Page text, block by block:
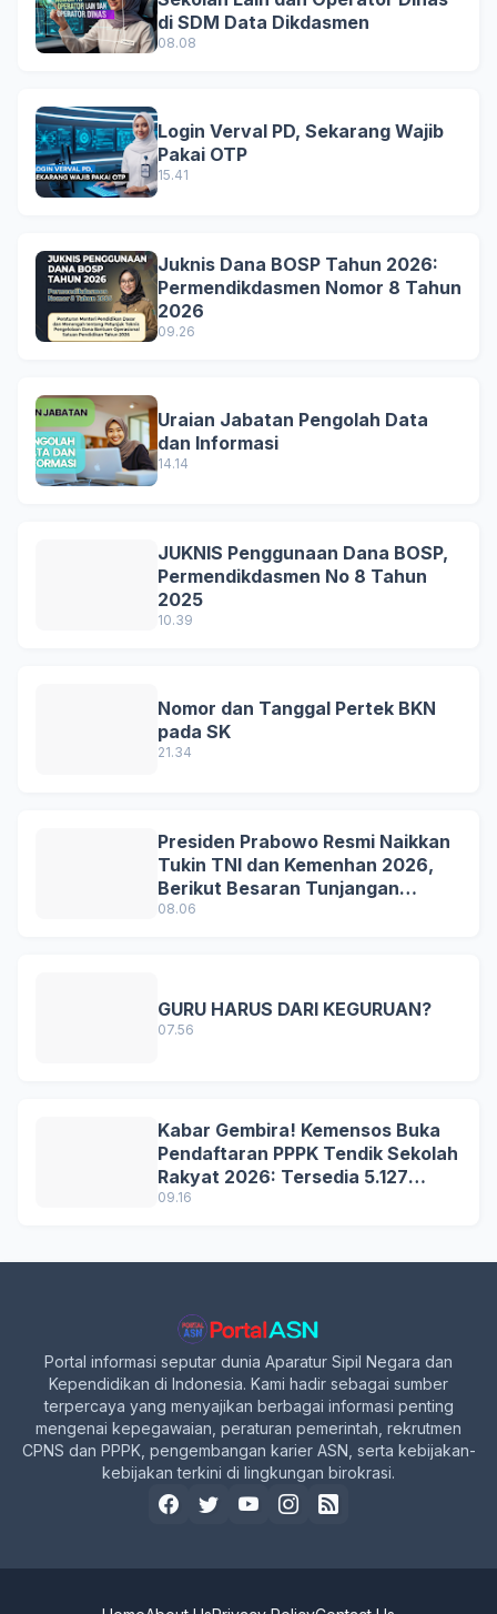
di SDM Data Dikdasmen
08.08
Login Verval PD, Sekarang Wajib
Pakai OTP
15.41
Juknis Dana BOSP Tahun 2026:
Permendikdasmen Nomor 8 Tahun
2026
09.26
Uraian Jabatan Pengolah Data
dan Informasi
14.14
JUKNIS Penggunaan Dana BOSP,
Permendikdasmen No 8 Tahun
2025
10.39
Nomor dan Tanggal Pertek BKN
pada SK
21.34
Presiden Prabowo Resmi Naikkan
Tukin TNI dan Kemenhan 2026,
Berikut Besaran Tunjangan
Terbaru
08.06
GURU HARUS DARI KEGURUAN?
07.56
Kabar Gembira! Kemensos Buka
Pendaftaran PPPK Tendik Sekolah
Rakyat 2026: Tersedia 5.127
Formasi, Simak Syarat dan
09.16
Portal informasi seputar dunia Aparatur Sipil Negara dan
Kependidikan di Indonesia. Kami hadir sebagai sumber
terpercaya yang menyajikan berbagai informasi penting
mengenai kepegawaian, peraturan pemerintah, rekrutmen
CPNS dan PPPK, pengembangan karier ASN, serta kebijakan-
kebijakan terkini di lingkungan birokrasi.